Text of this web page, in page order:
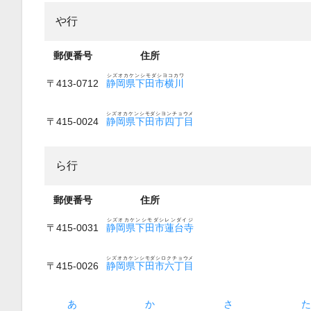
や行
郵便番号 住所
〒413-0712 静岡県下田市横川
シズオカケンシモダシヨコカワ
〒415-0024 静岡県下田市四丁目
シズオカケンシモダシヨンチョウメ
ら行
郵便番号 住所
〒415-0031 静岡県下田市蓮台寺
シズオカケンシモダシレンダイジ
〒415-0026 静岡県下田市六丁目
シズオカケンシモダシロクチョウメ
あ か さ た